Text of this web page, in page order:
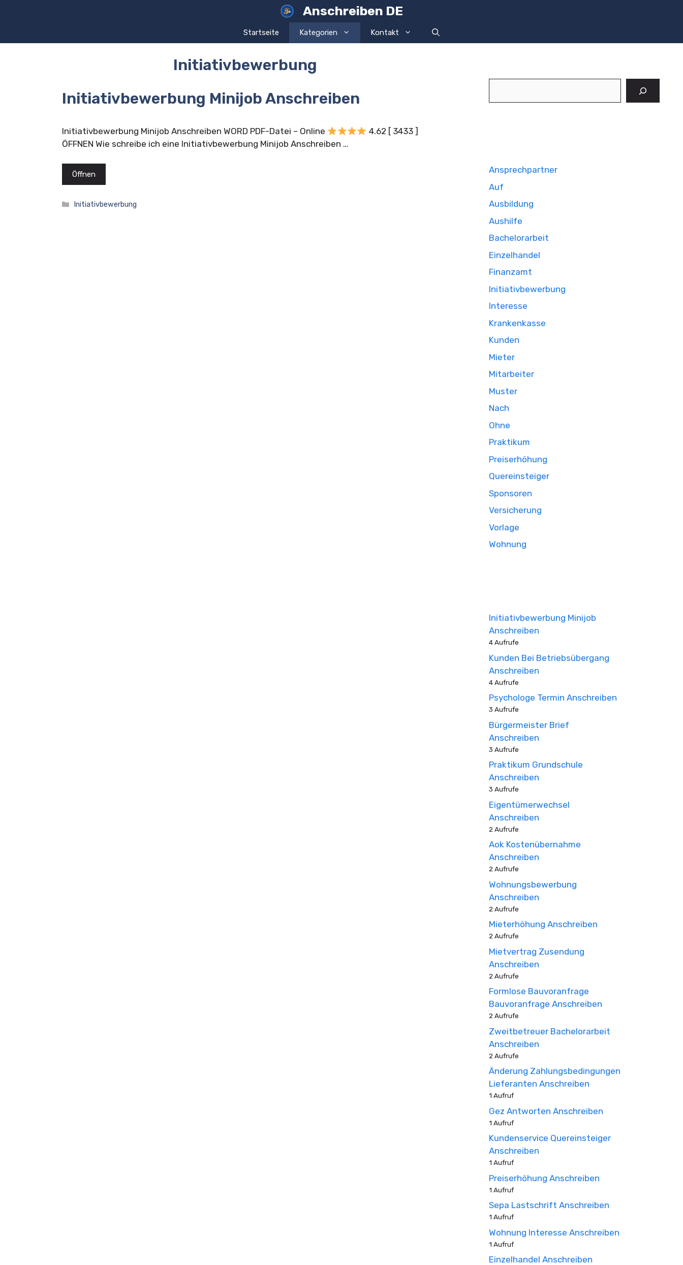
Anschreiben DE
Startseite Kategorien Kontakt
Initiativbewerbung
Initiativbewerbung Minijob Anschreiben
Initiativbewerbung Minijob Anschreiben WORD PDF-Datei – Online
4.62 [ 3433 ]
ÖFFNEN Wie schreibe ich eine Initiativbewerbung Minijob Anschreiben …
Öffnen
Kategorien
Initiativbewerbung
Ansprechpartner
Auf
Ausbildung
Aushilfe
Bachelorarbeit
Einzelhandel
Finanzamt
Initiativbewerbung
Interesse
Krankenkasse
Kunden
Mieter
Mitarbeiter
Muster
Nach
Ohne
Praktikum
Preiserhöhung
Quereinsteiger
Sponsoren
Versicherung
Vorlage
Wohnung
Initiativbewerbung Minijob
Anschreiben
4 Aufrufe
Kunden Bei Betriebsübergang
Anschreiben
4 Aufrufe
Psychologe Termin Anschreiben
3 Aufrufe
Bürgermeister Brief
Anschreiben
3 Aufrufe
Praktikum Grundschule
Anschreiben
3 Aufrufe
Eigentümerwechsel
Anschreiben
2 Aufrufe
Aok Kostenübernahme
Anschreiben
2 Aufrufe
Wohnungsbewerbung
Anschreiben
2 Aufrufe
Mieterhöhung Anschreiben
2 Aufrufe
Mietvertrag Zusendung
Anschreiben
2 Aufrufe
Formlose Bauvoranfrage
Bauvoranfrage Anschreiben
2 Aufrufe
Zweitbetreuer Bachelorarbeit
Anschreiben
2 Aufrufe
Änderung Zahlungsbedingungen
Lieferanten Anschreiben
1 Aufruf
Gez Antworten Anschreiben
1 Aufruf
Kundenservice Quereinsteiger
Anschreiben
1 Aufruf
Preiserhöhung Anschreiben
1 Aufruf
Sepa Lastschrift Anschreiben
1 Aufruf
Wohnung Interesse Anschreiben
1 Aufruf
Einzelhandel Anschreiben